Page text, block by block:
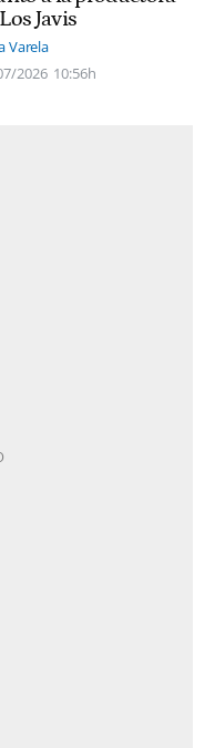
Javis
Varela
2026 10:56h